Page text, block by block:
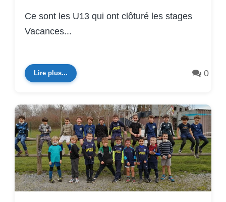
Ce sont les U13 qui ont clôturé les stages
Vacances...
Lire plus... 0